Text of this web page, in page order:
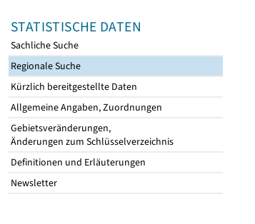
STATISTISCHE DATEN
Sachliche Suche
Regionale Suche
Kürzlich bereitgestellte Daten
Allgemeine Angaben, Zuordnungen
Gebietsveränderungen,
Änderungen zum Schlüsselverzeichnis
Definitionen und Erläuterungen
Newsletter